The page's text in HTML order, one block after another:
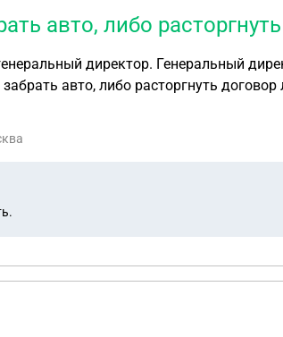
авто, либо
директор. Генеральный
авто, либо расторгнуть договор